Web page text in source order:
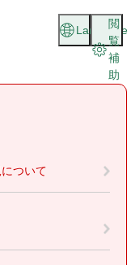
閲
覧
補
助
Language
ついて